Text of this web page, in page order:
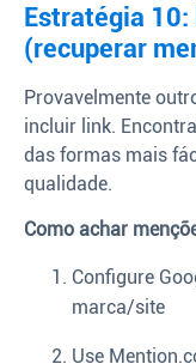
Estratégia
(recuperar
Provavelmente
incluir link.
das formas mais
qualidade.
Como achar
Configure
marca/site
Use